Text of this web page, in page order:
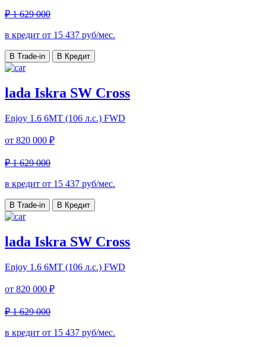
₽ 1 629 000
в кредит от 15 437 руб/мес.
В Trade-in В Кредит
lada Iskra SW Cross
Enjoy 1.6 6МТ (106 л.с.) FWD
от 820 000 ₽
₽ 1 629 000
в кредит от 15 437 руб/мес.
В Trade-in В Кредит
lada Iskra SW Cross
Enjoy 1.6 6МТ (106 л.с.) FWD
от 820 000 ₽
₽ 1 629 000
в кредит от 15 437 руб/мес.